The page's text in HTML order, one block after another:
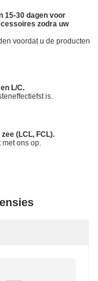
15-30 dagen voor
zodra uw
voordat u de producten
L/C.
is.
(LCL, FCL).
met ons op.